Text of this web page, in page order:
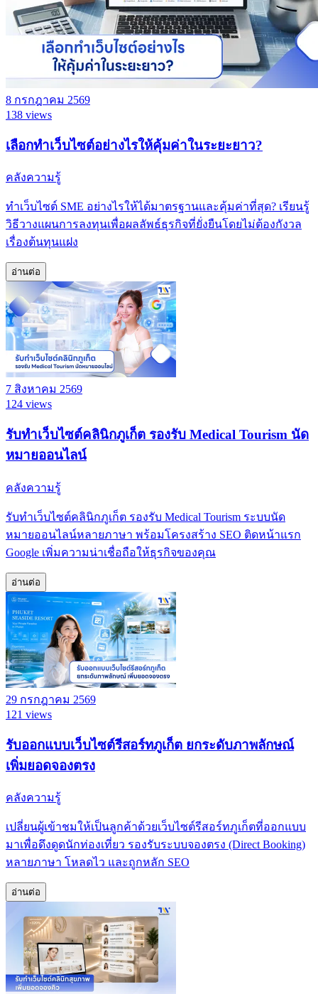
8 กรกฎาคม 2569
138 views
เลือกทำเว็บไซต์อย่างไรให้คุ้มค่าในระยะยาว?
คลังความรู้
ทำเว็บไซต์ SME อย่างไรให้ได้มาตรฐานและคุ้มค่าที่สุด? เรียนรู้
วิธีวางแผนการลงทุนเพื่อผลลัพธ์ธุรกิจที่ยั่งยืนโดยไม่ต้องกังวล
เรื่องต้นทุนแฝง
อ่านต่อ
7 สิงหาคม 2569
124 views
รับทำเว็บไซต์คลินิกภูเก็ต รองรับ Medical Tourism นัด
หมายออนไลน์
คลังความรู้
รับทำเว็บไซต์คลินิกภูเก็ต รองรับ Medical Tourism ระบบนัด
หมายออนไลน์หลายภาษา พร้อมโครงสร้าง SEO ติดหน้าแรก
Google เพิ่มความน่าเชื่อถือให้ธุรกิจของคุณ
อ่านต่อ
29 กรกฎาคม 2569
121 views
รับออกแบบเว็บไซต์รีสอร์ทภูเก็ต ยกระดับภาพลักษณ์
เพิ่มยอดจองตรง
คลังความรู้
เปลี่ยนผู้เข้าชมให้เป็นลูกค้าด้วยเว็บไซต์รีสอร์ทภูเก็ตที่ออกแบบ
มาเพื่อดึงดูดนักท่องเที่ยว รองรับระบบจองตรง (Direct Booking)
หลายภาษา โหลดไว และถูกหลัก SEO
อ่านต่อ